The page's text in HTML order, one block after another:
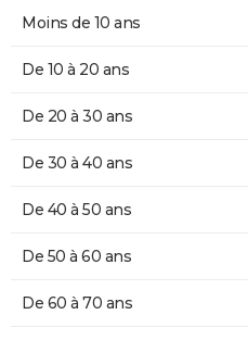
Moins de 10 ans
De 10 à 20 ans
De 20 à 30 ans
De 30 à 40 ans
De 40 à 50 ans
De 50 à 60 ans
De 60 à 70 ans